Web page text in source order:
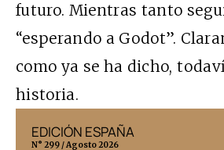
futuro. Mientras tanto
“esperando a Godot”.
como ya se ha dicho,
historia.
EDICIÓN ESPAÑA
N° 299 / Agosto 2026